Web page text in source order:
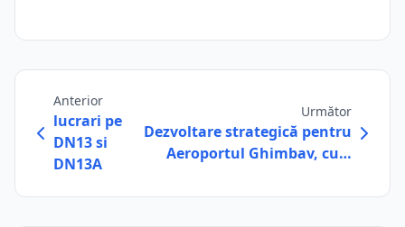
Anterior
lucrari pe
DN13 si
DN13A
Următor
Dezvoltare strategică pentru
Aeroportul Ghimbav, cu…